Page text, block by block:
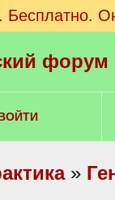
Бесплатно.
»